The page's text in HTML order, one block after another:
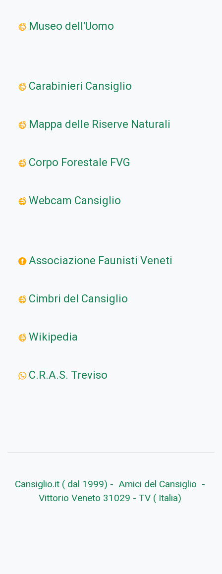
Museo dell'Uomo
Carabinieri Cansiglio
Mappa delle Riserve Naturali
Corpo Forestale FVG
Webcam Cansiglio
Associazione Faunisti Veneti
Cimbri del Cansiglio
Wikipedia
C.R.A.S. Treviso
Cansiglio.it ( dal 1999) - Amici del Cansiglio -
Vittorio Veneto 31029 - TV ( Italia)